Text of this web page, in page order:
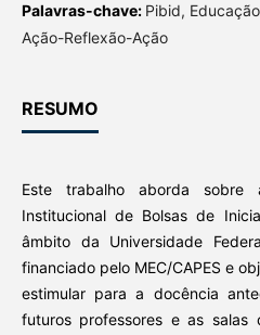
Palavras-chave: Pibid,
Ação-Reflexão-Ação
RESUMO
Este trabalho aborda sobre
Institucional de Bolsas de
âmbito da Universidade
financiado pelo MEC/CAPES e
estimular para a docência
futuros professores e as